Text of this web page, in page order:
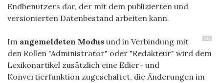
Endbenutzers dar, der mit dem publizierten und
versionierten Datenbestand arbeiten kann.
26
Im angemeldeten Modus und in Verbindung mit
den Rollen "Administrator" oder "Redakteur" wird dem
Lexikonartikel zusätzlich eine Edier- und
Konvertierfunktion zugeschaltet, die Änderungen im